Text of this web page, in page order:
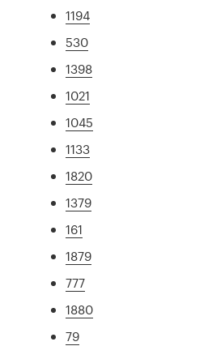
1194
530
1398
1021
1045
1133
1820
1379
161
1879
777
1880
79